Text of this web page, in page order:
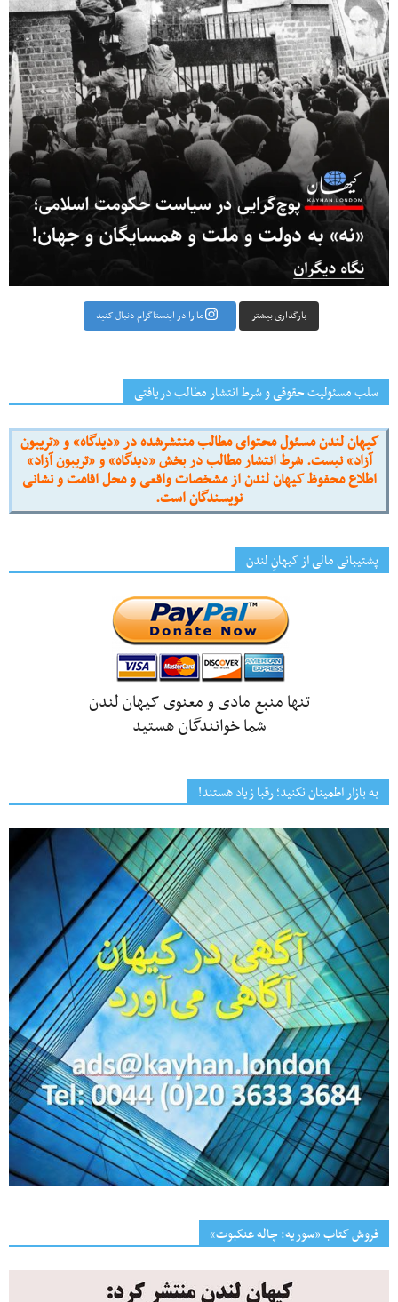
بارگذاری بیشتر ما را در اینستاگرام دنبال کنید
سلب مسئولیت حقوقی و شرط انتشار مطالب دریافتی
کیهان لندن مسئول محتوای مطالب منتشرشده در «دیدگاه» و «تریبون
آزاد» نیست. شرط انتشار مطالب در بخش «دیدگاه» و «تریبون آزاد»
اطلاع محفوظ کیهان لندن از مشخصات واقعی و محل اقامت و نشانی
نویسندگان است.
پشتیبانی مالی از کیهانِ لندن
تنها منبع مادی و معنوی کیهان لندن
شما خوانندگان هستید
به بازار اطمینان نکنید؛ رقبا زیاد هستند!
فروش کتاب «سوریه: چاله عنکبوت»